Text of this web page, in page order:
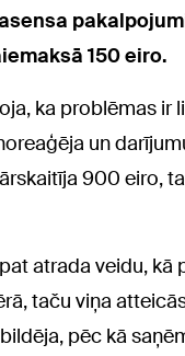
150 eiro.
ka problēmas ir
un
900 eiro,
atrada veidu, kā
taču viņa
pēc kā